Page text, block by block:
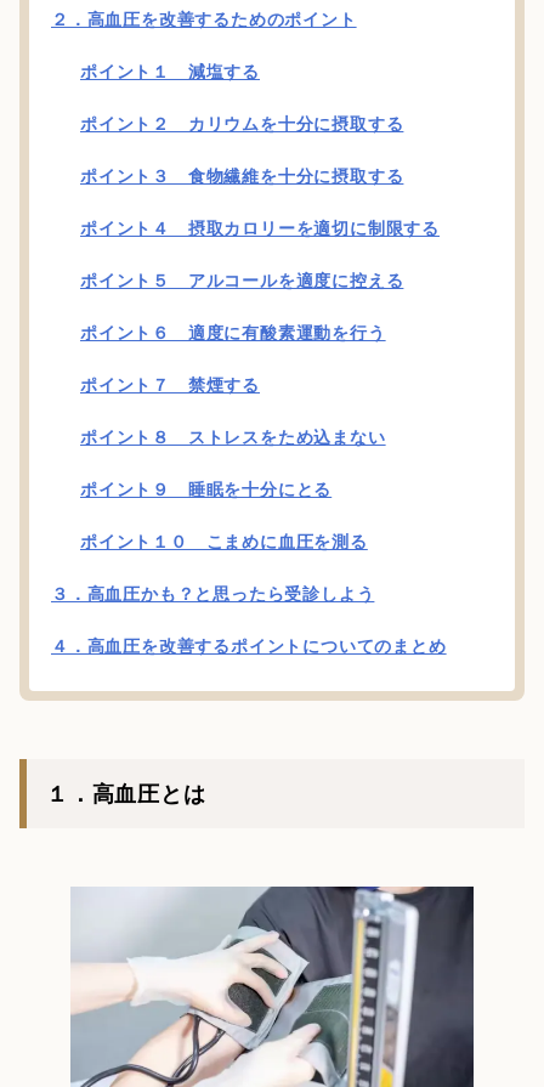
２．高血圧を改善するためのポイント
ポイント１ 減塩する
ポイント２ カリウムを十分に摂取する
ポイント３ 食物繊維を十分に摂取する
ポイント４ 摂取カロリーを適切に制限する
ポイント５ アルコールを適度に控える
ポイント６ 適度に有酸素運動を行う
ポイント７ 禁煙する
ポイント８ ストレスをため込まない
ポイント９ 睡眠を十分にとる
ポイント１０ こまめに血圧を測る
３．高血圧かも？と思ったら受診しよう
４．高血圧を改善するポイントについてのまとめ
１．高血圧とは